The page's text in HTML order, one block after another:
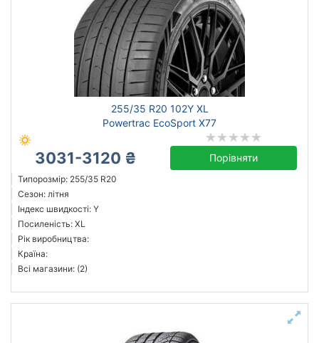
255/35 R20 102Y XL
Powertrac EcoSport X77
3031-3120 ₴ Порівняти
Типорозмір: 255/35 R20
Сезон: літня
Індекс швидкості: Y
Посиленість: XL
Рік виробництва:
Країна:
Всі магазини: (2)